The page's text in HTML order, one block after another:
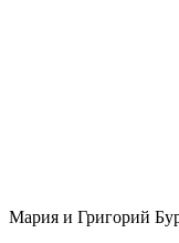
Мария и Григорий